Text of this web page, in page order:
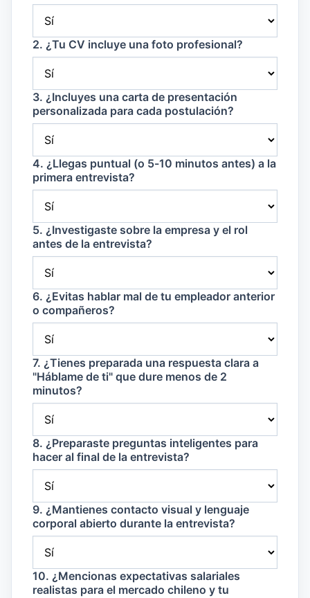
2. ¿Tu CV incluye una foto profesional?
3. ¿Incluyes una carta de presentación
personalizada para cada postulación?
4. ¿Llegas puntual (o 5-10 minutos antes) a la
primera entrevista?
5. ¿Investigaste sobre la empresa y el rol
antes de la entrevista?
6. ¿Evitas hablar mal de tu empleador anterior
o compañeros?
7. ¿Tienes preparada una respuesta clara a
"Háblame de ti" que dure menos de 2
minutos?
8. ¿Preparaste preguntas inteligentes para
hacer al final de la entrevista?
9. ¿Mantienes contacto visual y lenguaje
corporal abierto durante la entrevista?
10. ¿Mencionas expectativas salariales
realistas para el mercado chileno y tu